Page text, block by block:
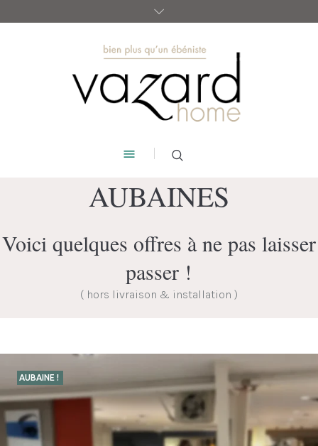
AUBAINES
Voici quelques offres à ne pas laisser
passer !
( hors livraison & installation )
AUBAINE !